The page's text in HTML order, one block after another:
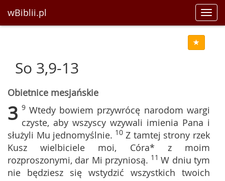
wBiblii.pl
So 3,9-13
Obietnice mesjańskie
3 9 Wtedy bowiem przywrócę narodom wargi
czyste, aby wszyscy wzywali imienia Pana i
służyli Mu jednomyślnie. 10 Z tamtej strony rzek
Kusz wielbiciele moi, Córa* z moim
rozproszonymi, dar Mi przyniosą. 11W dniu tym
nie będziesz się wstydzić wszystkich twoich